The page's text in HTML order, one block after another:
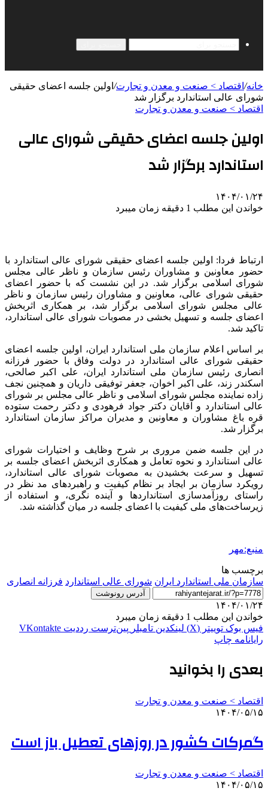
خانه/ اقتصاد > صنعت و معدن و تجارت/ اولین جلسه اعضای حقیقی
شورای عالی استاندارد برگزار شد
اقتصاد > صنعت و معدن و تجارت
اولین جلسه اعضای حقیقی شورای عالی
استاندارد برگزار شد
۱۴۰۴/۰۱/۲۴
خواندن این مطلب 1 دقیقه زمان میبرد
ارتباط فردا: اولین جلسه اعضای حقیقی شورای عالی استاندارد با
حضور معاونین و مشاوران رئیس سازمان و ناظر عالی مجلس
شورای اسلامی برگزار شد. در این نشست که با حضور اعضای
حقیقی شورای عالی، معاونین و مشاوران رئیس سازمان و ناظر
عالی مجلس شورای اسلامی برگزار شد، بر همکاری اثربخش
اعضای جلسه و تسهیل بخشی در مصوبات شورای عالی استاندارد،
تاکید شد.
بر اساس اعلام سازمان ملی استاندارد ایران، اولین جلسه اعضای
حقیقی شورای عالی استاندارد در دولت وفاق با حضور فرزانه
انصاری رئیس سازمان ملی استاندارد ایران، علی اکبر صالحی،
اسکندر زند، علی اکبر اخوان، جعفر توفیقی داریان و همچنین نجف
زاده نماینده مجلس شورای اسلامی و ناظر عالی مجلس بر شورای
عالی استاندارد و آقایان دکتر جواد فرهودی و دکتر رحمت ستوده
قره باغ مشاوران و معاونین و مدیران مراکز سازمان استاندارد
برگزار شد.
در این جلسه ضمن مروری بر شرح وظایف و اختیارات شورای
عالی استاندارد و نحوه تعامل و همکاری اثربخش اعضای جلسه بر
تسهیل و سرعت بخشیدن به مصوبات شورای عالی استاندارد،
رویکرد سازمان بر ایجاد بر نظام کیفیت و راهبردهای مد نظر در
راستای روزآمدسازی استانداردها و آینده نگری، و استفاده از
زیرساخت‌های ملی کیفیت با اعضای جلسه در میان گذاشته شد.
منبع:مهر
برچسب ها
سازمان ملی استاندارد ایران شورای عالی استاندارد فرزانه انصاری
آدرس رونوشت
۱۴۰۴/۰۱/۲۴
خواندن این مطلب 1 دقیقه زمان میبرد
فیس بوک توییتر (X) لینکدین ‫تامبلر ‫پین‌ترست ‫رددیت ‫VKontakte
رایانامه چاپ
بعدی را بخوانید
اقتصاد > صنعت و معدن و تجارت
۱۴۰۴/۰۵/۱۵
گمرکات کشور در روزهای تعطیل باز است
اقتصاد > صنعت و معدن و تجارت
۱۴۰۴/۰۵/۱۵